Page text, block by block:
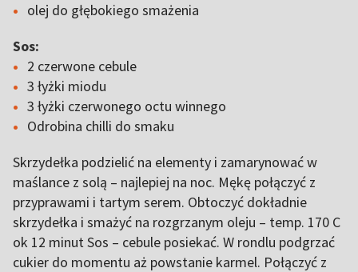
olej do głębokiego smażenia
Sos:
2 czerwone cebule
3 łyżki miodu
3 łyżki czerwonego octu winnego
Odrobina chilli do smaku
Skrzydełka podzielić na elementy i zamarynować w
maślance z solą – najlepiej na noc. Mękę połączyć z
przyprawami i tartym serem. Obtoczyć dokładnie
skrzydełka i smażyć na rozgrzanym oleju – temp. 170 C
ok 12 minut Sos – cebule posiekać. W rondlu podgrzać
cukier do momentu aż powstanie karmel. Połączyć z